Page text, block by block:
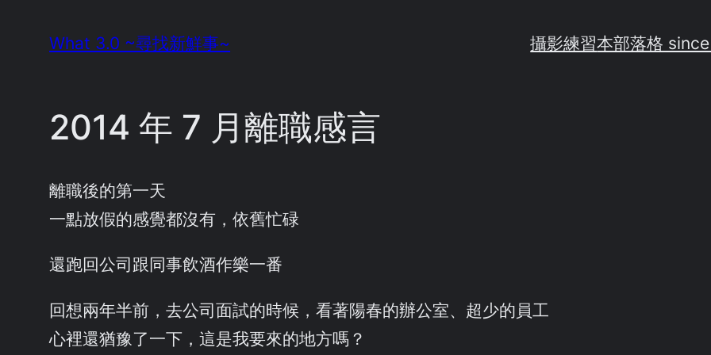
What 3.0 ~尋找新鮮事~ 攝影練習本部落格
2014 年 7 月離職感言
離職後的第一天
一點放假的感覺都沒有，依舊忙碌
還跑回公司跟同事飲酒作樂一番
回想兩年半前，去公司面試的時候，看著陽春的辦公室、超少的員工
心裡還猶豫了一下，這是我要來的地方嗎？